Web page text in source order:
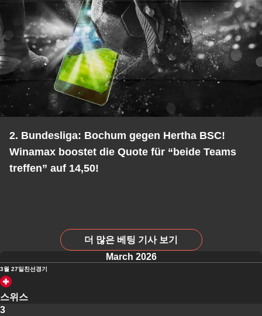
2. Bundesliga: Bochum gegen Hertha BSC!
Winamax boostet die Quote für “beide Teams
treffen” auf 14,50!
더 많은 베팅 기사 보기
March 2026
3월 27일친선경기
스위스
3